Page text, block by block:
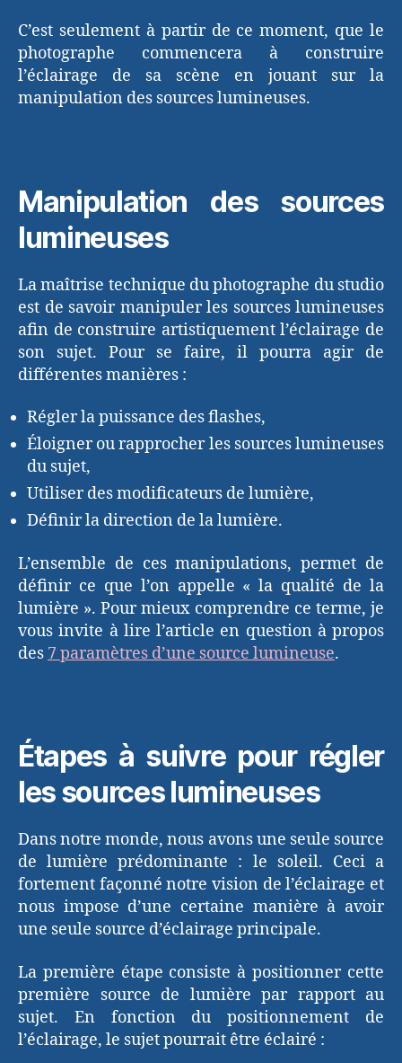
C’est seulement à partir de ce moment, que le
photographe commencera à construire
l’éclairage de sa scène en jouant sur la
manipulation des sources lumineuses.
Manipulation des sources
lumineuses
La maîtrise technique du photographe du studio
est de savoir manipuler les sources lumineuses
afin de construire artistiquement l’éclairage de
son sujet. Pour se faire, il pourra agir de
différentes manières :
Régler la puissance des flashes,
Éloigner ou rapprocher les sources lumineuses
du sujet,
Utiliser des modificateurs de lumière,
Définir la direction de la lumière.
L’ensemble de ces manipulations, permet de
définir ce que l’on appelle « la qualité de la
lumière ». Pour mieux comprendre ce terme, je
vous invite à lire l’article en question à propos
des 7 paramètres d’une source lumineuse.
Étapes à suivre pour régler
les sources lumineuses
Dans notre monde, nous avons une seule source
de lumière prédominante : le soleil. Ceci a
fortement façonné notre vision de l’éclairage et
nous impose d’une certaine manière à avoir
une seule source d’éclairage principale.
La première étape consiste à positionner cette
première source de lumière par rapport au
sujet. En fonction du positionnement de
l’éclairage, le sujet pourrait être éclairé :